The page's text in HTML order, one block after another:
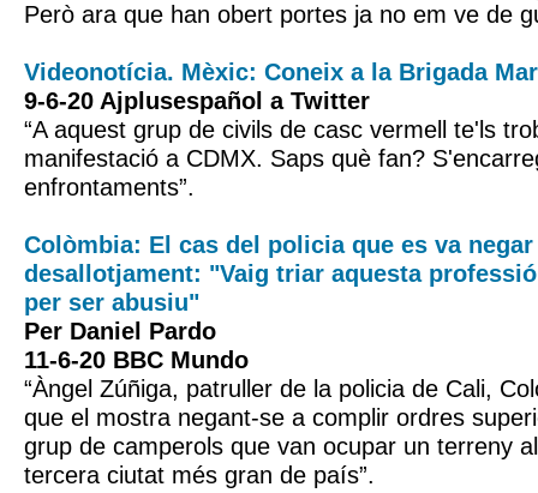
Però ara que han obert portes ja no em ve de
Videonotícia. Mèxic: Coneix a la Brigada
9-6-20 Ajplusespañol a Twitter
“A aquest grup de civils de casc vermell te'ls
manifestació a CDMX. Saps què fan?
enfrontaments”.
Colòmbia: El cas del policia que es va
desallotjament: "Vaig triar aquesta
per ser abusiu"
Per Daniel Pardo
11-6-20 BBC Mundo
“Àngel Zúñiga, patruller de la policia de Cali,
que el mostra negant-se a complir ordres
grup de camperols que van ocupar un terreny
tercera ciutat més gran de país”.